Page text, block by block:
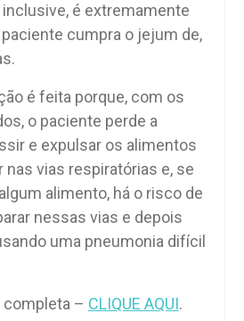
é extremamente
cumpra o jejum de,
é feita porque, com os
o paciente perde a
e expulsar os alimentos
nas vias respiratórias e, se
alimento, há o risco de
nessas vias e depois
uma pneumonia difícil
– CLIQUE AQUI.